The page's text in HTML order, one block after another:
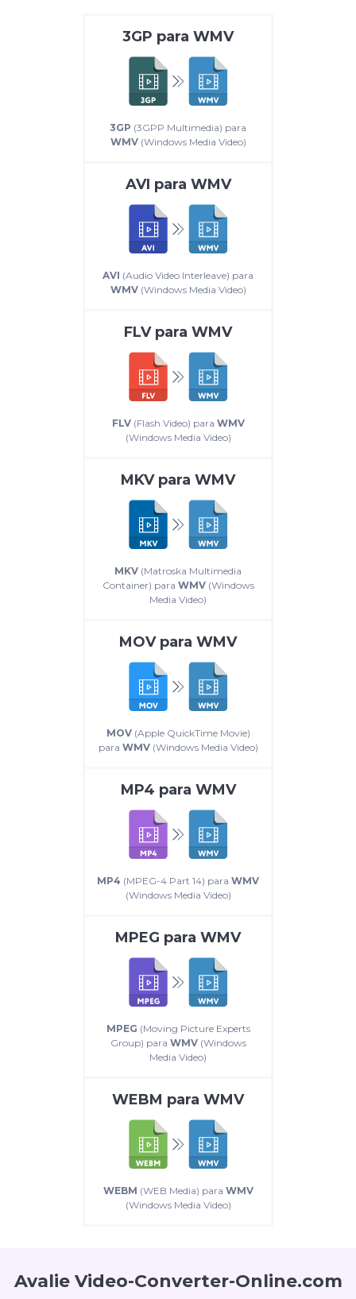
3GP para WMV
3GP (3GPP Multimedia) para
WMV(Windows Media Video)
AVI para WMV
AVI (Audio Video Interleave) para
WMV(Windows Media Video)
FLVpara WMV
FLV(Flash Video) para WMV
(Windows Media Video)
MKVpara WMV
MKV (Matroska Multimedia
Container) para WMV(Windows
Media Video)
MOVpara WMV
MOV(Apple QuickTime Movie)
para WMV(Windows Media Video)
MP4 para WMV
MP4 (MPEG-4 Part 14) para WMV
(Windows Media Video)
MPEG para WMV
MPEG (Moving Picture Experts
Group) para WMV(Windows
Media Video)
WEBM para WMV
WEBM (WEB Media) para WMV
(Windows Media Video)
Avalie Video-Converter-Online.com